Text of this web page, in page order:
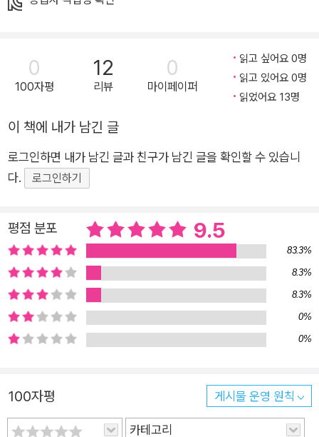
세요! 고양이 행진곡 어느 날 할머니 혼자 사는 감나무집에 커다
란 피아노가 들어옵니다. 피아노는 미국으로 떠난 딸의 물건이었
어요. 할머니는 딸의 물건을 가지고 있으면 딸이 돌아올 거라고
생각했거든요. 피아노처럼 덩그러니 남겨진 할머니 앞에 귀여운
유미와 고양이 초롱이가 나타납니다. 이웃이 된 세 사람은 함께
어떤 행진곡을 연주할까요? 세 사람의 연주를 들어 보세요! 말랑
말랑 자전거 민우 자전거의 별명은 ‘말랑말랑 자전거’입니다. 낡
와 민우의 낡은 자전거는 늘 비교가 됩니다. 민우는 자전거를 몰
래 버려 보기도 하지만, 눈에 잘 띄는 탓에 다시 민우의 집으로 돌
아오지요. 그런데 민우는 어느 날부터 자전거를 좋아하게 됩니다.
민우와 자전거에 어떤 일이 있었던 걸까요? 말랑말랑 자전거의
말랑말랑한 이야기를 읽어 보세요! 야광 귀신 축구 놀이 준모는
자기가 아끼는 축구화를 훔쳐 가려는 범인을 잡게 됩니다. 그런데
수 있을까요? 캄보댁 민국이의 엄마는 캄보디아 사람입니다. 한
국인 아빠를 만나 한국에 살며 민국이와 민국이 동생을 낳았지요.
0
100자평
12
리뷰
0
마이페이퍼
읽고 싶어요 0명
읽고 있어요 0명
읽었어요 13명
이 책에 내가 남긴 글
로그인하면 내가 남긴 글과 친구가 남긴 글을 확인할 수 있습니
다.
로그인하기
평점 분포 9.5
83.3%
8.3%
8.3%
0%
0%
100자평 게시물 운영 원칙
카테고리